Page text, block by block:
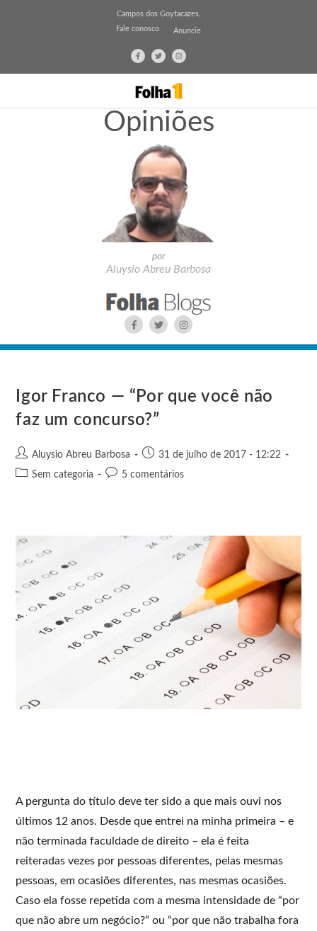
Campos dos Goytacazes,
Fale conosco
Anuncie
Opiniões
por
Aluysio Abreu Barbosa
Igor Franco — “Por que você não
faz um concurso?”
Aluysio Abreu Barbosa
31 de julho de 2017 - 12:22
Sem categoria
5 comentários
A pergunta do título deve ter sido a que mais ouvi nos
últimos 12 anos. Desde que entrei na minha primeira – e
não terminada faculdade de direito – ela é feita
reiteradas vezes por pessoas diferentes, pelas mesmas
pessoas, em ocasiões diferentes, nas mesmas ocasiões.
Caso ela fosse repetida com a mesma intensidade de “por
que não abre um negócio?” ou “por que não trabalha fora